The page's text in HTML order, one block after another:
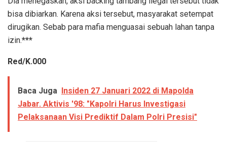
bisa dibiarkan. Karena aksi tersebut, masyarakat setempat
dirugikan. Sebab para mafia menguasai sebuah lahan tanpa
izin.***
Red/K.000
Baca Juga Insiden 27 Januari 2022 di Mapolda
Jabar. Aktivis '98: "Kapolri Harus Investigasi
Pelaksanaan Visi Prediktif Dalam Polri Presisi"